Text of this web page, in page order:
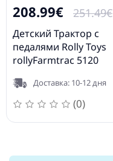
208.99€ 251.49€
Детский Трактор с
педалями Rolly Toys
rollyFarmtrac 5120
Доставка: 10-12 дня
(0)